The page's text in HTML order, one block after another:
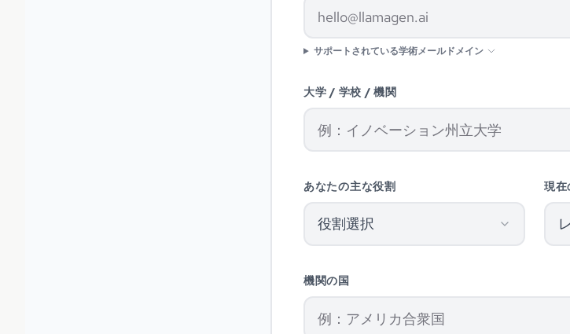
サポートされている学術メールドメイン
大学 / 学校 / 機関
あなたの主な役割
役割選択
現在
機関の国